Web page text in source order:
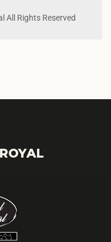
All Rights Reserved